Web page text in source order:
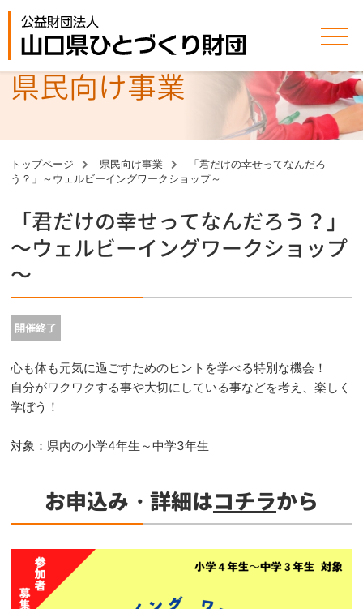
県民向け事業
トップページ 県民向け事業
「君だけの幸せってなんだろ
う？」～ウェルビーイングワークショップ～
「君だけの幸せってなんだろう？」
～ウェルビーイングワークショップ
～
開催終了
心も体も元気に過ごすためのヒントを学べる特別な機会！
自分がワクワクする事や大切にしている事などを考え、楽しく
学ぼう！
対象：県内の小学4年生～中学3年生
お申込み・詳細はコチラから